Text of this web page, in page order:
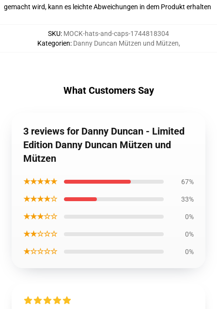
gemacht wird, kann es leichte Abweichungen in dem Produkt erhalten
SKU: MOCK-hats-and-caps-1744818304
Kategorien: Danny Duncan Mützen und Mützen,
What Customers Say
3 reviews for Danny Duncan - Limited
Edition Danny Duncan Mützen und
Mützen
★★★★★ 67%
★★★★☆ 33%
★★★☆☆ 0%
★★☆☆☆ 0%
★☆☆☆☆ 0%